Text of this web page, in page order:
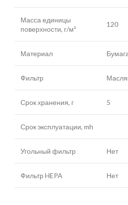
Масса единицы
поверхности, г/м²
120
Материал
Фильтр
Срок хранения, г 5
Срок эксплуатации, mh
Угольный фильтр Нет
Фильтр HEPA Нет